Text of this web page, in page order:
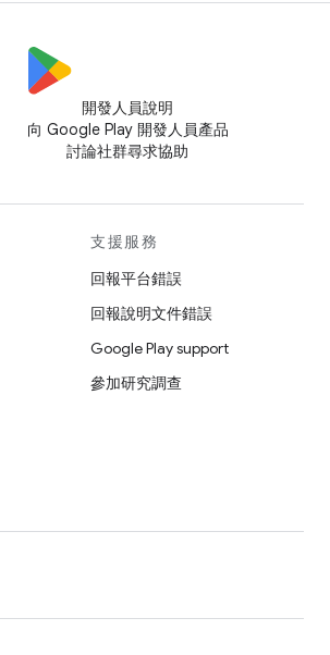
開發人員說明
向 Google Play 開發人員產品
討論社群尋求協助
支援服務
回報平台錯誤
回報說明文件錯誤
Google Play support
參加研究調查